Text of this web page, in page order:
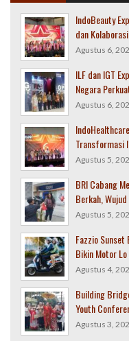
IndoBeauty
dan
Agustus 6,
ILF dan IGT
Negara
Agustus 6,
Transformasi
Agustus 5,
BRI Cabang
Berkah,
Agustus 5,
Fazzio
Bikin Motor
Agustus 4,
Building
Youth
Agustus 3,